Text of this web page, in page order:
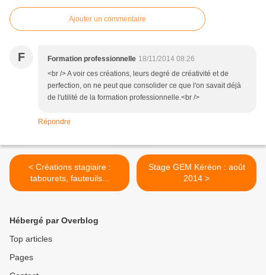
Ajouter un commentaire
F Formation professionnelle 18/11/2014 08:26
<br /> A voir ces créations, leurs degré de créativité et de
perfection, on ne peut que consolider ce que l'on savait déjà
de l'utilité de la formation professionnelle.<br />
Répondre
< Créations stagiaire :
tabourets, fauteuils...
Stage GEM Kéréon : août
2014 >
Hébergé par Overblog
Top articles
Pages